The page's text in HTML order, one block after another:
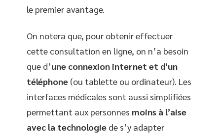
le premier avantage.
On notera que, pour obtenir effectuer
cette consultation en ligne, on n’a besoin
que d’une connexion internet et d’un
téléphone (ou tablette ou ordinateur). Les
interfaces médicales sont aussi simplifiées
permettant aux personnes moins à l’aise
avec la technologie de s’y adapter